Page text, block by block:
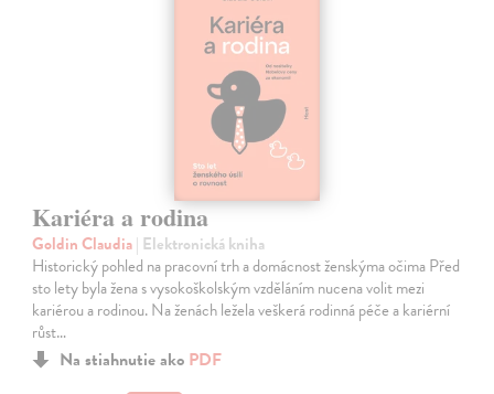
Kariéra a rodina
Goldin Claudia| Elektronická kniha
Historický pohled na pracovní trh a domácnost ženskýma očima Před
sto lety byla žena s vysokoškolským vzděláním nucena volit mezi
kariérou a rodinou. Na ženách ležela veškerá rodinná péče a kariérní
růst…
Na stiahnutie ako PDF